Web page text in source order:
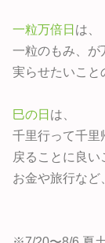
一粒万倍日 は、
一粒のもみ、が
実らせたいこと
巳の日 は、
千里行って千里
戻ることに良い
お金や旅行など